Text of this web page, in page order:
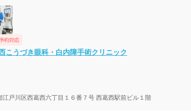
約対応
こうづき眼科・白内障手術クリニック
江戸川区西葛西六丁目１６番７号 西葛西駅前ビル１階